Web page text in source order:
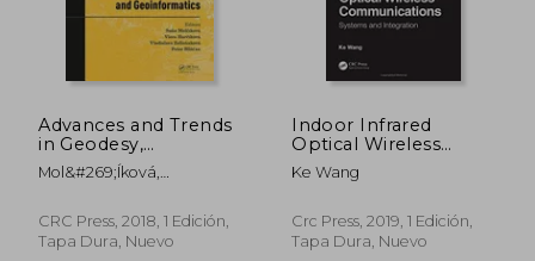
45%
dcto.
$ 272.63 45%
dcto.
Advances and Trends
in Geodesy,
Cartography and
Geoinformatics:
10th International
Scientific and
Mol&#269;íková,
Hur&#269;íková, Viera ;
Zeliz&#328;aková,
Vladislava
CRC Press, 2018, 1 Edición,
Tapa Dura, Nuevo
Indoor Infrared
Optical Wireless
Communications:
Systems and
Inglés)
Ke Wang
Crc Press, 2019, 1 Edición,
Tapa Dura, Nuevo